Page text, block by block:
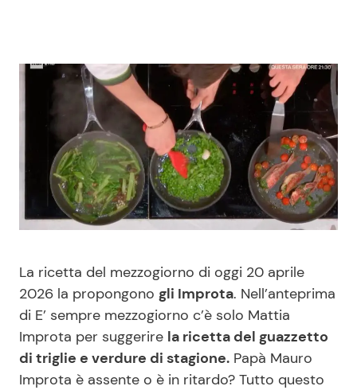
News Spettacolo
Benessere
Casa
Moda e Style
Mondo Mamma
News benessere
Salute
Cucina e Ricette
Consigli di Cucina
Dolci
Le Ricette in TV
Primi Piatti
Ricette Facili e Veloci
La ricetta del mezzogiorno di oggi 20 aprile
2026 la propongono gli Improta. Nell’anteprima
di E’ sempre mezzogiorno c’è solo Mattia
Improta per suggerire la ricetta del guazzetto
di triglie e verdure di stagione. Papà Mauro
Improta è assente o è in ritardo? Tutto questo